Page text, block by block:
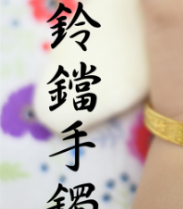
1.分期款項不併入電信帳單，「
醒簡訊。
2.透過簡訊連結打開帳單後，可
【注意事項】
1.本服務係由「台灣大哥大股份
用戶於交易時，得透過本服務購
買賣價金債權讓與本公司後，依
2.基於同意付款使用「大哥付你
資料（包含姓名、電話或地址）
由本公司與您本人進行分期帳單
3.完整用戶服務條款，請詳閱以下
【「AFTEE先享後付」結帳流程】
１．於結帳方式選擇「AFTEE先
結帳頁面，進行簡訊認證並確認
２．訂單成立數日內，您將收到繳
３．收到繳費通知簡訊後14天內
ATM／網路銀行／等多元方式進
※ 請注意：結帳手續完成當下不
購買商品的店家。未經商家同意
後付繳納相關費用。
※ 交易是否成功請以「AFTEE先
是否繳費成功／繳費後需取消欲
客戶支援中心」 https://
免運費